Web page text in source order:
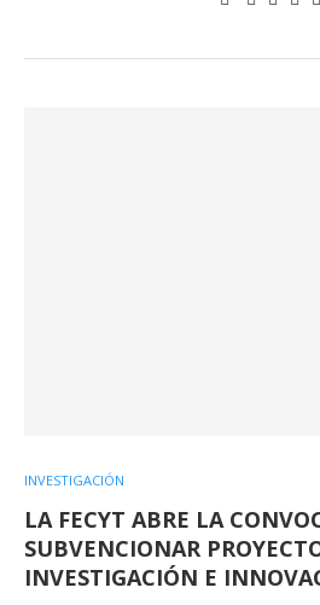
INVESTIGACIÓN
LA FECYT ABRE LA
SUBVENCIONAR
INVESTIGACIÓN E